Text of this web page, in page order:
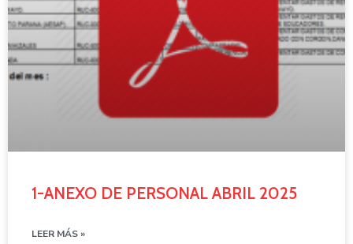
1-ANEXO DE PERSONAL ABRIL 2025
LEER MÁS »